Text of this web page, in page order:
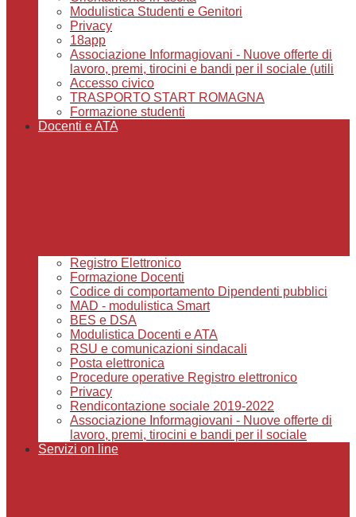
Modulistica Studenti e Genitori
Privacy
18app
Associazione Informagiovani - Nuove offerte di
lavoro, premi, tirocini e bandi per il sociale (utili
Accesso civico
TRASPORTO START ROMAGNA
Formazione studenti
Docenti e ATA
Registro Elettronico
Formazione Docenti
Codice di comportamento Dipendenti pubblici
MAD - modulistica Smart
BES e DSA
Modulistica Docenti e ATA
RSU e comunicazioni sindacali
Posta elettronica
Procedure operative Registro elettronico
Privacy
Rendicontazione sociale 2019-2022
Associazione Informagiovani - Nuove offerte di
lavoro, premi, tirocini e bandi per il sociale
Servizi on line